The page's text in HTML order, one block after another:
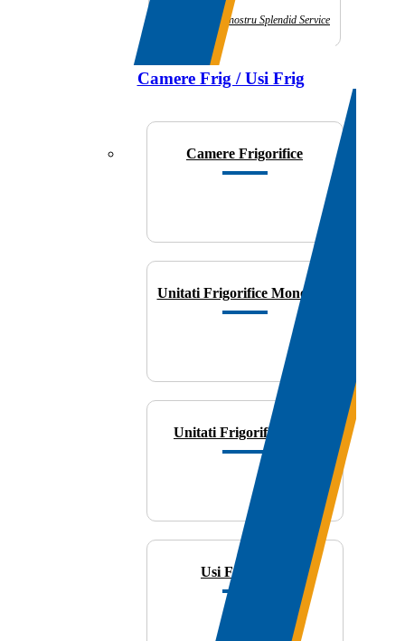
Prin partenerul nostru Splendid Service
Camere Frig / Usi Frig
Camere Frigorifice
Unitati Frigorifice Monobloc
Unitati Frigorifice Split
Usi Frigorifice